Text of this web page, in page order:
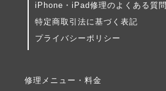
iPhone・iPad修理のよくある質問
特定商取引法に基づく表記
プライバシーポリシー
修理メニュー・料金